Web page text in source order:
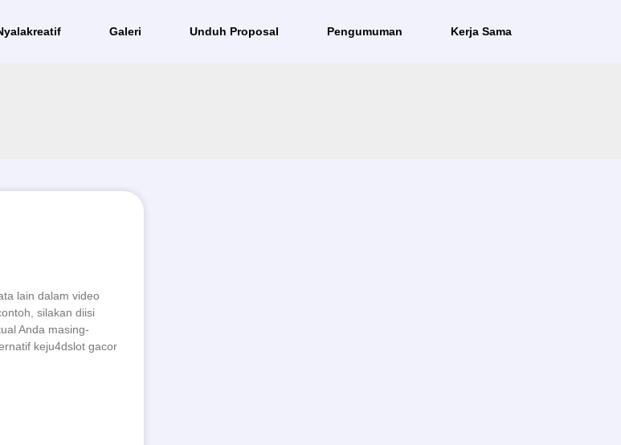
Galeri Unduh Proposal Pengumuman Kerja Sama
lain dalam video
silakan diisi
Anda masing-
keju4dslot gacor